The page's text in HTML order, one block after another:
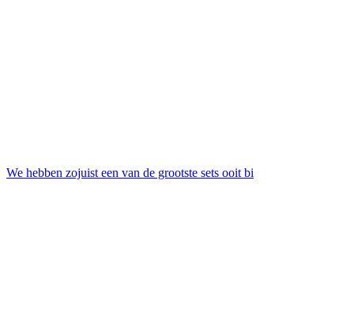
We hebben zojuist een van de grootste sets ooit bi